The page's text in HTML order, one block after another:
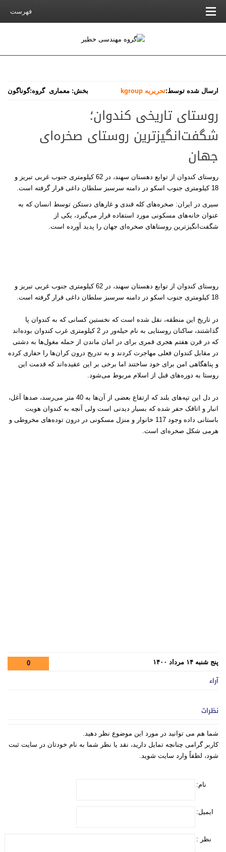
فهرست
ارسال شده توسط:تحریریه kgroup بخش: معماری گروه:گوناگون
روستای تاریخی کندوان؛
شگفت‌انگیزترین روستای صخره‌ای
جهان
روستای کندوان از توابع دهستان سهند، در 62 کیلومتری جنوب غربی تبریز و
18 کیلومتری جنوب اسکو در دامنه سرسبز سلطان داغی قرار گرفته است
.
سیری در ایران: صخره‌های کله قندی و غارهای دستکن توسط انسان که به
عنوان خانه‌های مسکونی مورد استفاده قرار می‌گیرد، یکی از
شگفت‌انگیزترین روستاهای صخره‌ای جهان را پدید آورده است.
روستای کندوان از توابع دهستان سهند، در 62 کیلومتری جنوب غربی تبریز و
18 کیلومتری جنوب اسکو در دامنه سرسبز سلطان داغی قرار گرفته است
.
در تاریخ این منطقه، نقل شده است که نخستین کسانی که به کندوان پا
گذاشتند، ساکنان روستایی به نام حیله‌ور در 2 کیلومتری غرب کندوان بوده‌اند
که در قرن هفتم هجری قمری برای در امان ماندن از حمله مغول‌ها به دشتی
در مقابل کندوان فعلی مهاجرت کردند و به تدریج درون کران‌ها را حفاری کرده
و پناهگاهی امن برای خود ساختند اما برخی بر این عقیده‌اند که قدمت این
روستا به دوره‌های قبل از اسلام مربوط می‌شود.
در دل این تپه‌های بلند که ارتفاع بعضی از آن‌ها به 40 متر می‌رسد، صدها آغل،
انبار و اتاقک حفر شده که بسیار دیدنی است ولی آنچه به کندوان هویت
باستانی داده وجود 117 خانوار و منزل مسکونی در درون توده‌های مخروطی و
هرمی شکل صخره‌ای است.
پنج شنبه ۱۴ مرداد ۱۴۰۰ 0
آراء
نظرات
شما هم می توانید در مورد این موضوع نظر دهید.
کاربر گرامی چنانچه تمایل دارید، نقد یا نظر شما به نام خودتان در سایت ثبت
شود، لطفاً وارد سایت شوید.
نام:
ایمیل:
نظر :